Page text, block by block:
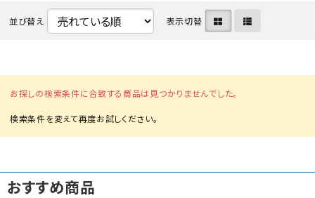
メーカーから選ぶ
補助金で購入
並び替え 表示切替
お探しの検索条件に合致する商品は見つかりませんでした。
おすすめ商品